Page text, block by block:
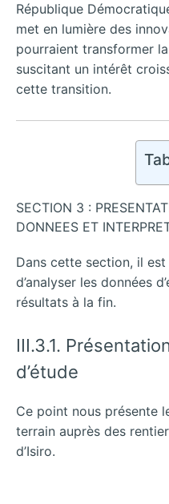
République
met en lumière des
pourraient transformer
suscitant un intérêt
cette transition.
SECTION 3 :
DONNEES ET
Dans cette section, il
d’analyser les données
résultats à la fin.
III.3.1.
d’étude
Ce point nous présente
terrain auprès des
d’Isiro.